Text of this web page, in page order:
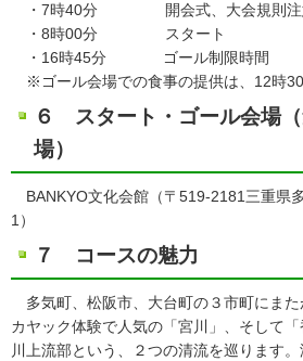
・7時40分 開会式、大会規則注
・8時00分 スタート
・16時45分 ゴール制限時間
※ゴール会場での食事の提供は、12時
６ スタート・ゴール会場
場）
BANKYO文化会館（〒519-2181三重県
1）
７ コースの魅力
多気町、松阪市、大台町の３市町にま
カヤック体験で人気の「宮川」、そして
川上流部という、２つの清流を巡ります